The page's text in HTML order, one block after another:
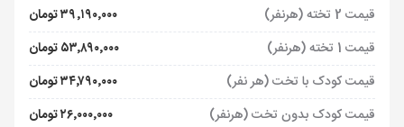
قیمت 2 تخته (هرنفر)
۳۹٬۱۹۰٬۰۰۰ تومان
قیمت 1 تخته (هرنفر)
۵۳٬۸۹۰٬۰۰۰ تومان
قیمت کودک با تخت (هر نفر)
۳۴٬۷۹۰٬۰۰۰ تومان
قیمت کودک بدون تخت (هرنفر)
۲۶٬۰۰۰٬۰۰۰ تومان